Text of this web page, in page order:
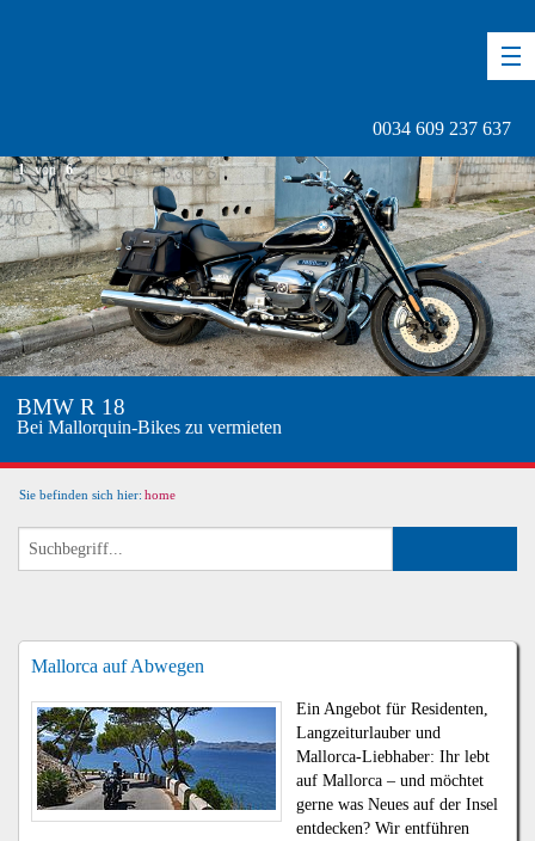
0034 609 237 637
BMW R 18
Bei Mallorquin-Bikes zu vermieten
1 von 6
Sie befinden sich hier: home
Mallorca auf Abwegen
Ein Angebot für Residenten,
Langzeiturlauber und
Mallorca-Liebhaber: Ihr lebt
auf Mallorca – und möchtet
gerne was Neues auf der Insel
entdecken? Wir entführen